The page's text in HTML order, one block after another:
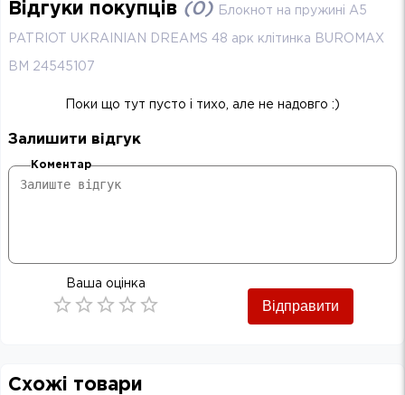
Відгуки покупців (0) Блокнот на пружині А5
PATRIOT UKRAINIAN DREAMS 48 арк клітинка BUROMAX
BM 24545107
Поки що тут пусто і тихо, але не надовго :)
Залишити відгук
Коментар
Ваша оцінка
Відправити
Схожі товари